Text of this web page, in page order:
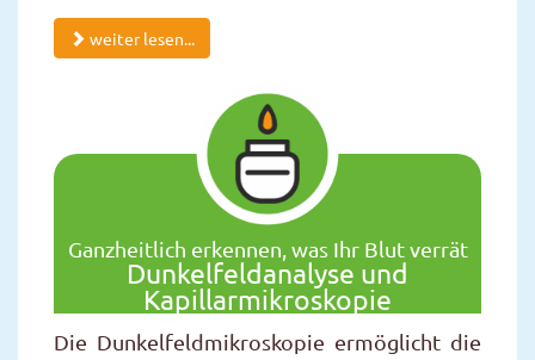
weiter lesen...
Ganzheitlich erkennen, was Ihr Blut verrät
Dunkelfeldanalyse und
Kapillarmikroskopie
Die Dunkelfeldmikroskopie ermöglicht die